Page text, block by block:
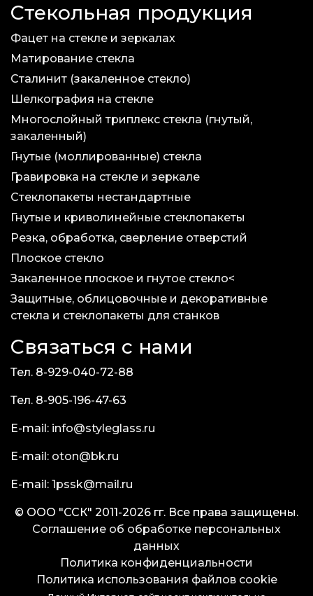
Стекольная продукция
Фацет на стекле и зеркалах
Матирование стекла
Сталинит (закаленное стекло)
Шелкография на стекле
Многослойный триплекс стекла (гнутый,
закаленный)
Гнутые (моллированные) стекла
Гравировка на стекле и зеркале
Стеклопакеты нестандартные
Гнутые и криволинейные стеклопакеты
Резка, обработка, сверление отверстий
Плоское стекло
Закаленное плоское и гнутое стекло<
Защитные, облицовочные и декоративные
стекла и стеклопакеты для станков
Связаться с нами
Тел. 8-929-040-72-88
Тел. 8-905-196-47-63
E-mail: info@styleglass.ru
E-mail: oton@bk.ru
E-mail: 1pssk@mail.ru
© ООО "ССК" 2011-2026 гг. Все права защищены.
Соглашение об обработке персональных
данных
Политика конфиденциальности
Политика использования файлов cookie